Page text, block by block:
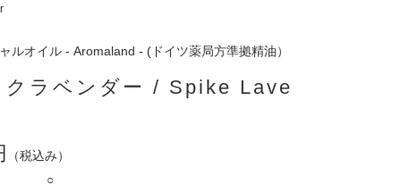
ルオイル - Aromaland - (ドイツ薬局方準拠精油）
クラベンダー / Spike Lave
（税込み）
○